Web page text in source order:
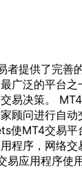
者提供了完善
广泛的平台
易决策。
顾问进行自
使MT4交易
程序，网络
易应用程序使用